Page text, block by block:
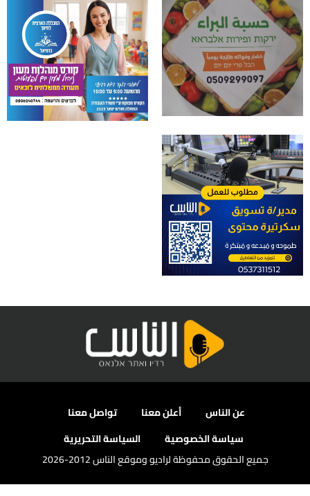
عن الناس أعلن معنا
تواصل معنا
سياسة الخصوصية
السياسة التحريرية
جميع الحقوق محفوظة لراديو وموقع الناس 2012-2026